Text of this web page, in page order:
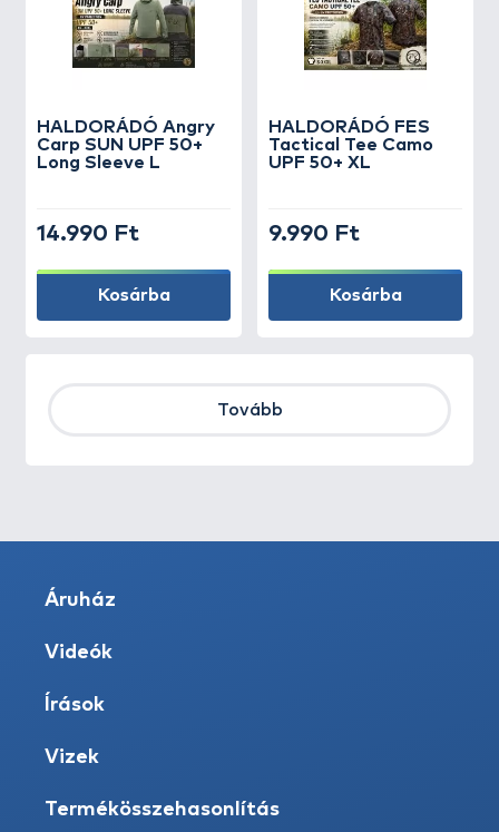
HALDORÁDÓ Angry
Carp SUN UPF 50+
Long Sleeve L
14.990 Ft
Kosárba
HALDORÁDÓ FES
Tactical Tee Camo
UPF 50+ XL
9.990 Ft
Kosárba
Tovább
Áruház
Videók
Írások
Vizek
Termékösszehasonlítás